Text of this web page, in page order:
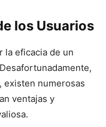
los Usuarios
la eficacia de un
existen numerosas
ventajas y